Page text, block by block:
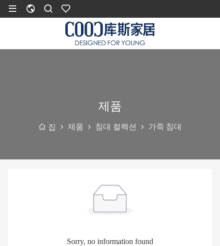
제품
집 제품 침대 컬렉션 가죽 침대
Sorry, no information found